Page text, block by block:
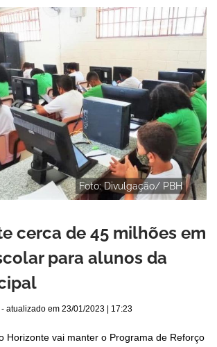
Foto: Divulgação/ PBH
cerca de 45 milhões em
para alunos da
- atualizado em 23/01/2023 | 17:23
Horizonte vai manter o Programa de Reforço